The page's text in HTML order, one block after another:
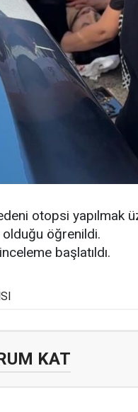
otopsi yapılmak
olduğu öğrenildi.
başlatıldı.
KAT